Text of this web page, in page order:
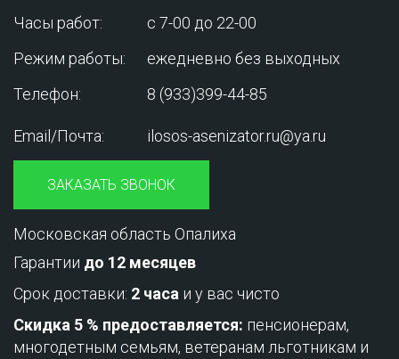
Часы работ:
с 7-00 до 22-00
Режим работы:
ежедневно без выходных
Телефон:
8 (933)399-44-85
Email/Почта: ilosos-asenizator.ru@ya.ru
ЗАКАЗАТЬ ЗВОНОК
Московская область Опалиха
Гарантии до 12 месяцев
Срок доставки: 2 часа и у вас чисто
Скидка 5 % предоставляется: пенсионерам,
многодетным семьям, ветеранам льготникам и